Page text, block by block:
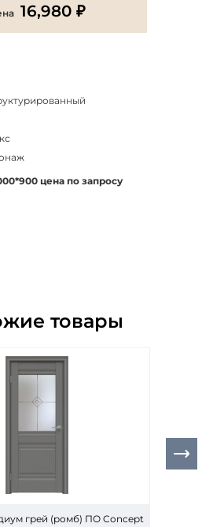
16,980 ₽
цена по запросу
товары
грей (ромб) ПО Concept